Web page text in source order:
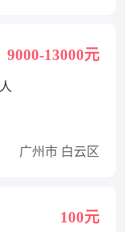
9000-13000元
广州市 白云区
100元